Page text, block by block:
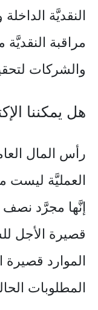
النقديَّة
مراقبة
والشركات
هل يمكننا
رأس المال
العمليَّة ليست
إنَّها مجرَّد
قصيرة الأجل
الموارد قصيرة
المطلوبات